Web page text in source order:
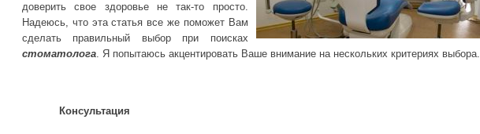
доверить свое здоровье не так-то просто.
Надеюсь, что эта статья все же поможет Вам
сделать правильный выбор при поисках
стоматолога. Я попытаюсь акцентировать Ваше внимание на нескольких критериях выбора.
Консультация